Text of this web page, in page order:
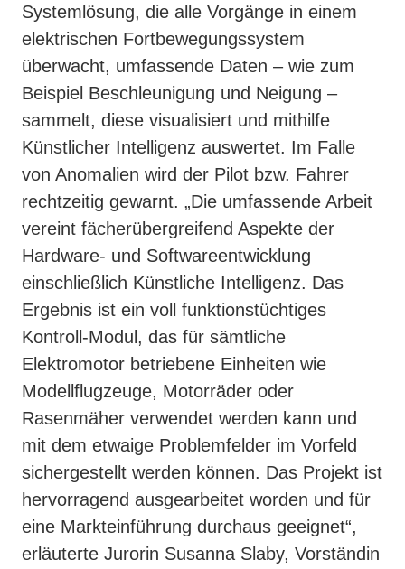
Systemlösung, die alle Vorgänge in einem
elektrischen Fortbewegungssystem
überwacht, umfassende Daten – wie zum
Beispiel Beschleunigung und Neigung –
sammelt, diese visualisiert und mithilfe
Künstlicher Intelligenz auswertet. Im Falle
von Anomalien wird der Pilot bzw. Fahrer
rechtzeitig gewarnt. „Die umfassende Arbeit
vereint fächerübergreifend Aspekte der
Hardware- und Softwareentwicklung
einschließlich Künstliche Intelligenz. Das
Ergebnis ist ein voll funktionstüchtiges
Kontroll-Modul, das für sämtliche
Elektromotor betriebene Einheiten wie
Modellflugzeuge, Motorräder oder
Rasenmäher verwendet werden kann und
mit dem etwaige Problemfelder im Vorfeld
sichergestellt werden können. Das Projekt ist
hervorragend ausgearbeitet worden und für
eine Markteinführung durchaus geeignet“,
erläuterte Jurorin Susanna Slaby, Vorständin